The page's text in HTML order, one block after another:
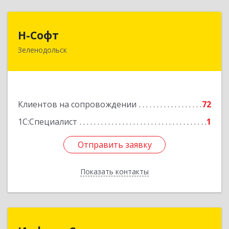
Н-Софт
Зеленодольск
Клиентов на сопровождении
72
1С:Специалист
1
Отправить заявку
Показать контакты
422521, Татарстан Респ (Татарстан),
Подробнее
Отправить заявку
Назад